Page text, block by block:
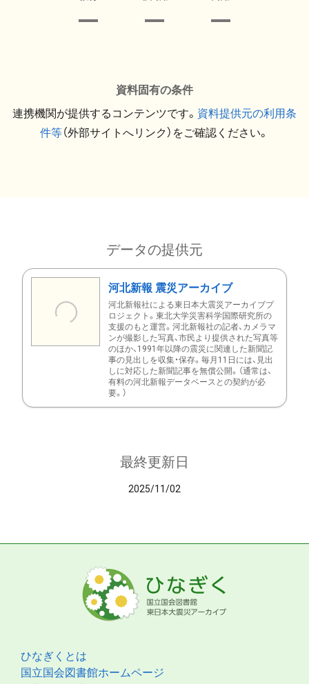
資料固有の条件
連携機関が提供するコンテンツです。 資料提供元の利用条
件等（外部サイトへリンク）をご確認ください。
データの提供元
河北新報 震災アーカイブ
河北新報社による東日本大震災アーカイブプ
ロジェクト。東北大学災害科学国際研究所の
支援のもと運営。河北新報社の記者、カメラマ
ンが撮影した写真、市民より提供された写真等
のほか、1991年以降の震災に関連した新聞記
事の見出しを収集・保存。毎月11日には、見出
しに対応した新聞記事を無償公開。（通常は、
有料の河北新報データベースとの契約が必
要。）
最終更新日
2025/11/02
ひなぎくとは
国立国会図書館ホームページ